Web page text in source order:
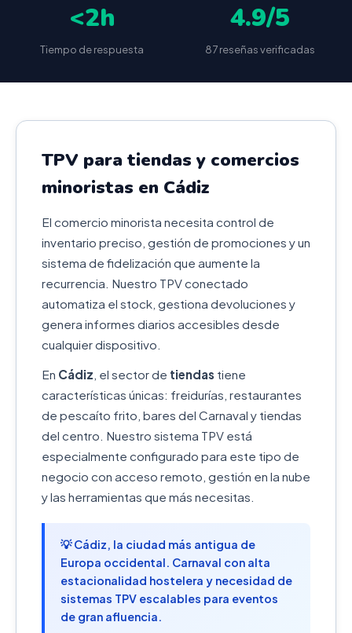
<2h
Tiempo de respuesta
4.9/5
87 reseñas verificadas
TPV para tiendas y comercios
minoristas en Cádiz
El comercio minorista necesita control de
inventario preciso, gestión de promociones y un
sistema de fidelización que aumente la
recurrencia. Nuestro TPV conectado
automatiza el stock, gestiona devoluciones y
genera informes diarios accesibles desde
cualquier dispositivo.
En Cádiz , el sector de tiendas tiene
características únicas: freidurías, restaurantes
de pescaíto frito, bares del Carnaval y tiendas
del centro. Nuestro sistema TPV está
especialmente configurado para este tipo de
negocio con acceso remoto, gestión en la nube
y las herramientas que más necesitas.
💡 Cádiz, la ciudad más antigua de
Europa occidental. Carnaval con alta
estacionalidad hostelera y necesidad de
sistemas TPV escalables para eventos
de gran afluencia.